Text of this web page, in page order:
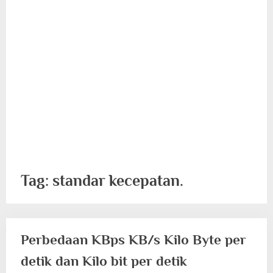
Tag: standar kecepatan.
Perbedaan KBps KB/s Kilo Byte per
detik dan Kilo bit per detik